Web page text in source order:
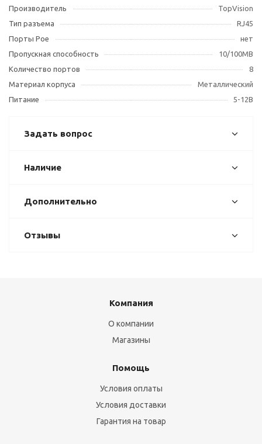
Производитель
TopVision
Тип разъема
RJ45
Порты Poe
нет
Пропускная способность
10/100MB
Количество портов
8
Материал корпуса
Металлический
Питание
5-12В
Задать вопрос
Наличие
Дополнительно
Отзывы
Компания
О компании
Магазины
Помощь
Условия оплаты
Условия доставки
Гарантия на товар